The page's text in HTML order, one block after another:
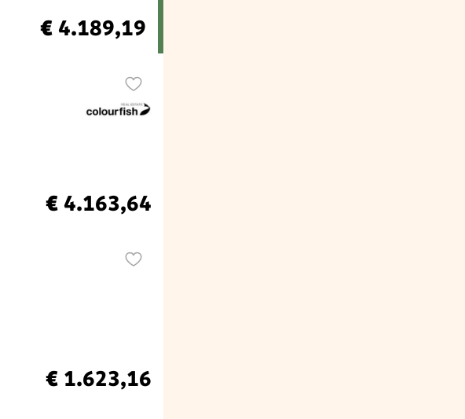
€ 4.189,19
€ 4.163,64
€ 1.623,16